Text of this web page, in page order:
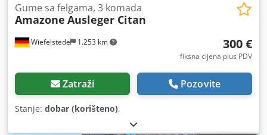
Wiefelstede 1.253 km
Gume sa felgama, 3 komada
Amazone Ausleger Citan
300 €
fiksna cijena plus PDV
Zatraži Pozovite
Stanje: dobar (korišteno),